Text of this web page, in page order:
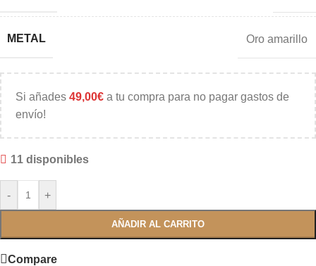
METAL Oro amarillo
Si añades 49,00€ a tu compra para no pagar gastos de
envío!
11 disponibles
- +
AÑADIR AL CARRITO
Compare